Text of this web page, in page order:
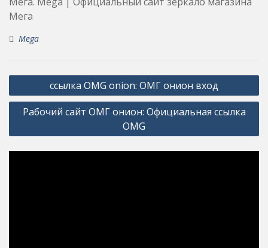
Мега
Mega
Post
navigation
ссылка OMG onion: ОМГ онион вход
Рабочий сайт ОМГ онион: Официальная ссылка
OMG